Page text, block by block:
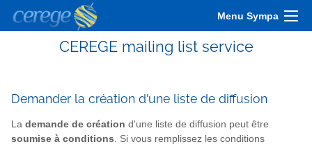
Menu Sympa
CEREGE mailing list service
Demander la création d'une liste de diffusion
La demande de création d'une liste de diffusion peut être
soumise à conditions . Si vous remplissez les conditions